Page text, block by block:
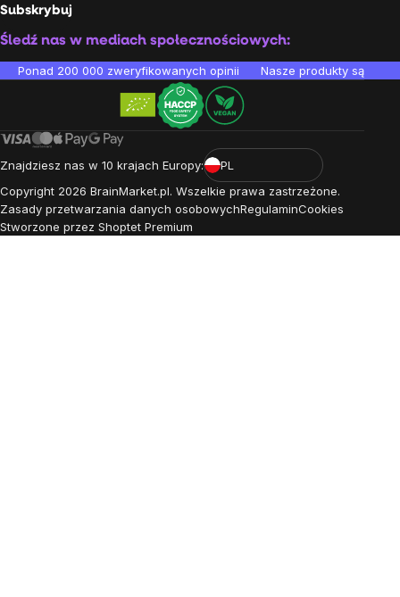
Subskrybuj
Śledź nas w mediach społecznościowych:
Ponad 200 000 zweryfikowanych opinii Nasze produkty są
Znajdziesz nas w 10 krajach Europy:
PL
Copyright 2026 BrainMarket.pl. Wszelkie prawa zastrzeżone.
Zasady przetwarzania danych osobowychRegulaminCookies
Stworzone przez Shoptet Premium